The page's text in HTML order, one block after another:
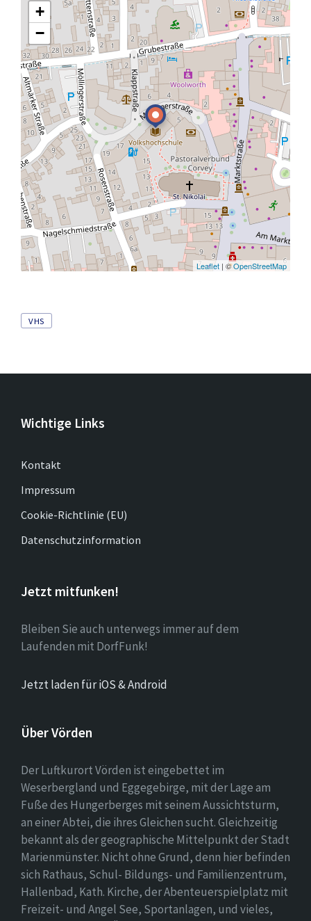
+
−
Leaflet | ©OpenStreetMap
Tags
VHS
Wichtige Links
Kontakt
Impressum
Cookie-Richtlinie (EU)
Datenschutzinformation
Jetzt mitfunken!
Bleiben Sie auch unterwegs immer auf dem
Laufenden mit DorfFunk!
Jetzt laden für iOS & Android
Über Vörden
Der Luftkurort Vörden ist eingebettet im
Weserbergland und Eggegebirge, mit der Lage am
Fuße des Hungerberges mit seinem Aussichtsturm,
an einer Abtei, die ihres Gleichen sucht. Gleichzeitig
bekannt als der geographische Mittelpunkt der Stadt
Marienmünster. Nicht ohne Grund, denn hier befinden
sich Rathaus, Schul- Bildungs- und Familienzentrum,
Hallenbad, Kath. Kirche, der Abenteuerspielplatz mit
Freizeit- und Angel See, Sportanlagen, und vieles,